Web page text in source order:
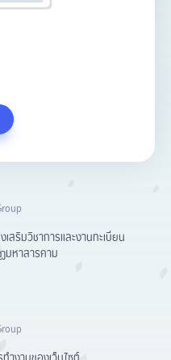
สริมวิชาการและงานทะเบียน
หาสารคาม